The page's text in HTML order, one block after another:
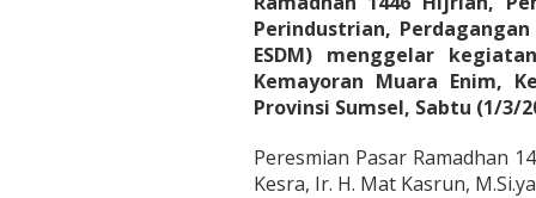
Perindustrian,
ESDM) menggelar
Kemayoran Muara Enim,
Provinsi Sumsel, Sabtu (1/3/
Peresmian Pasar Ramadhan
Kesra, Ir. H. Mat Kasrun,